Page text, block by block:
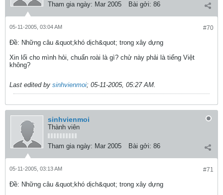
Tham gia ngày: Mar 2005 Bài gởi: 86
#70
05-11-2005, 03:04 AM
Ðề: Những câu &quot;khó dịch&quot; trong xây dựng
Xin lổi cho mình hỏi, chuẩn roài là gì? chử này phải là tiếng Việt
không?
Last edited by sinhvienmoi; 05-11-2005, 05:27 AM.
sinhvienmoi
Thành viên
Tham gia ngày: Mar 2005 Bài gởi: 86
#71
05-11-2005, 03:13 AM
Ðề: Những câu &quot;khó dịch&quot; trong xây dựng